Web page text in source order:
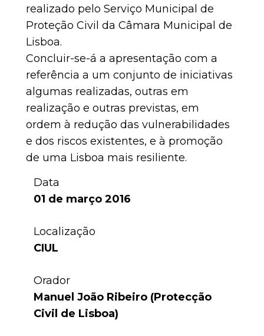
realizado pelo Serviço Municipal de
Proteção Civil da Câmara Municipal de
Lisboa.
Concluir-se-á a apresentação com a
referência a um conjunto de iniciativas
algumas realizadas, outras em
realização e outras previstas, em
ordem à redução das vulnerabilidades
e dos riscos existentes, e à promoção
de uma Lisboa mais resiliente.
Data
01 de março 2016
Localização
CIUL
Orador
Manuel João Ribeiro (Protecção
Civil de Lisboa)